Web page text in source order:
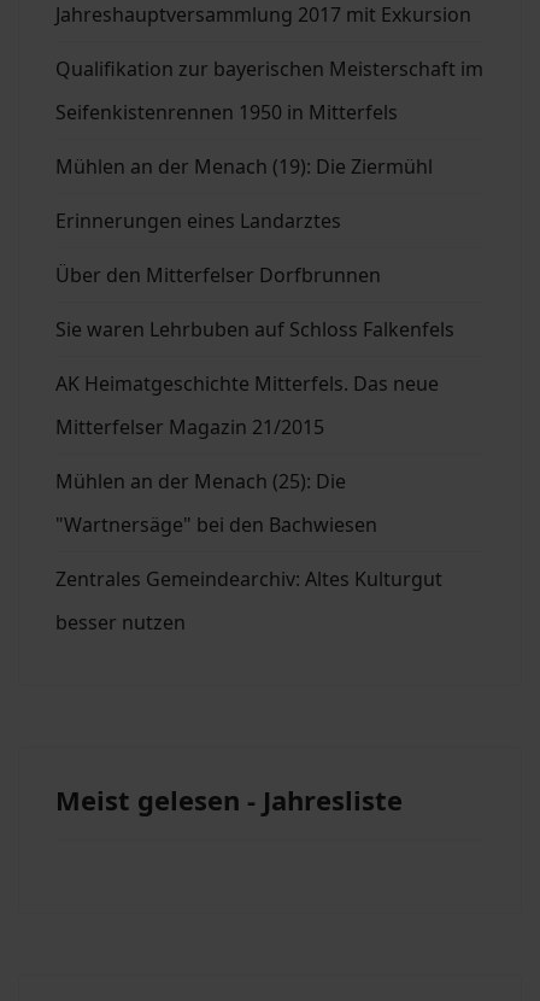
Jahreshauptversammlung 2017 mit Exkursion
Qualifikation zur bayerischen Meisterschaft im
Seifenkistenrennen 1950 in Mitterfels
Mühlen an der Menach (19): Die Ziermühl
Erinnerungen eines Landarztes
Über den Mitterfelser Dorfbrunnen
Sie waren Lehrbuben auf Schloss Falkenfels
AK Heimatgeschichte Mitterfels. Das neue
Mitterfelser Magazin 21/2015
Mühlen an der Menach (25): Die
"Wartnersäge" bei den Bachwiesen
Zentrales Gemeindearchiv: Altes Kulturgut
besser nutzen
Meist gelesen - Jahresliste